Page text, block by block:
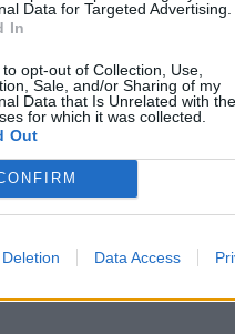
Data for Targeted Advertising.
In
opt-out of Collection, Use,
Sale, and/or Sharing of my
Data that Is Unrelated with the
for which it was collected.
Out
Data Access